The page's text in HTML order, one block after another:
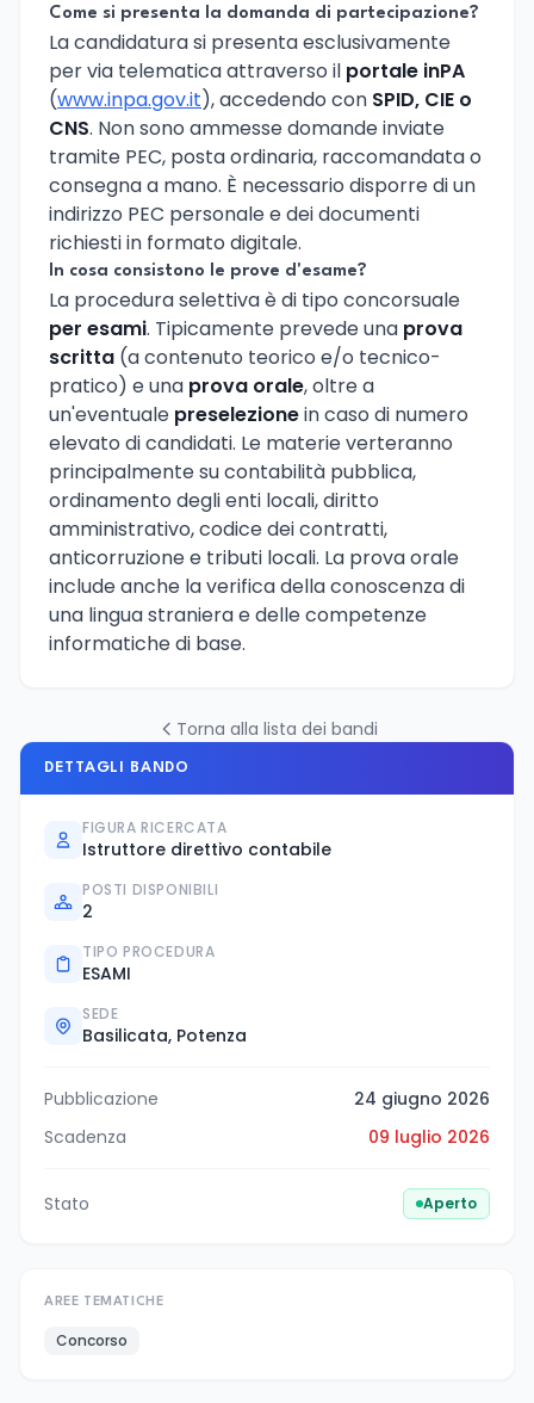
Come si presenta la domanda di partecipazione?
La candidatura si presenta esclusivamente
per via telematica attraverso il portale inPA
(www.inpa.gov.it), accedendo con SPID, CIE o
CNS. Non sono ammesse domande inviate
tramite PEC, posta ordinaria, raccomandata o
consegna a mano. È necessario disporre di un
indirizzo PEC personale e dei documenti
richiesti in formato digitale.
In cosa consistono le prove d'esame?
La procedura selettiva è di tipo concorsuale
per esami. Tipicamente prevede una prova
scritta (a contenuto teorico e/o tecnico-
pratico) e una prova orale, oltre a
un'eventuale preselezionein caso di numero
elevato di candidati. Le materie verteranno
principalmente su contabilità pubblica,
ordinamento degli enti locali, diritto
amministrativo, codice dei contratti,
anticorruzione e tributi locali. La prova orale
include anche la verifica della conoscenza di
una lingua straniera e delle competenze
informatiche di base.
Torna alla lista dei bandi
DETTAGLI BANDO
FIGURA RICERCATA
Istruttore direttivo contabile
POSTI DISPONIBILI
2
TIPO PROCEDURA
ESAMI
SEDE
Basilicata, Potenza
Pubblicazione
24 giugno 2026
Scadenza
09 luglio 2026
Stato Aperto
AREE TEMATICHE
Concorso